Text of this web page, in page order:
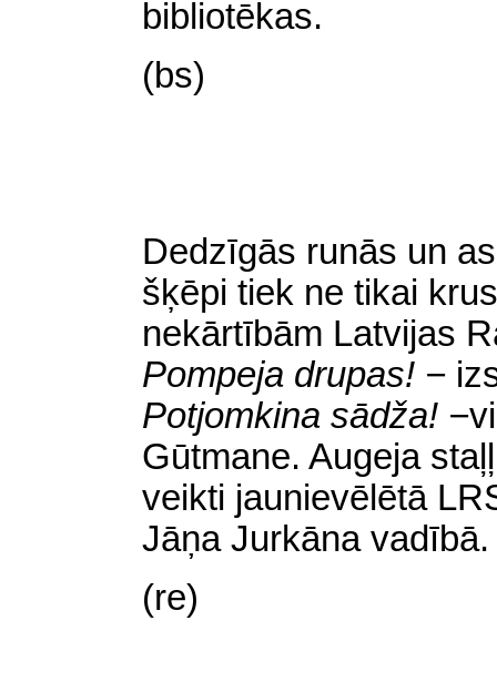
bibliotēkas.
(bs)
Dedzīgās runās un
šķēpi tiek ne tikai
nekārtībām Latvijas
Pompeja drupas! −
Potjomkina sādža! −
Gūtmane. Augeja
veikti jaunievēlētā
Jāņa Jurkāna vadībā.
(re)